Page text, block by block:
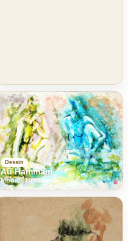
Dessin
Au Hammam
Monick Bres